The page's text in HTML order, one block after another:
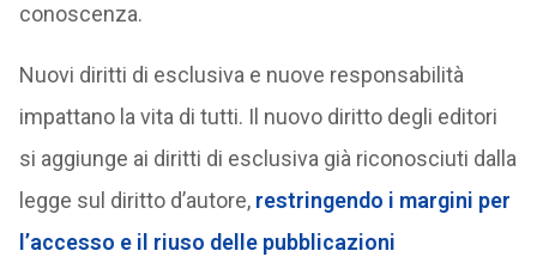
conoscenza.
Nuovi diritti di esclusiva e nuove responsabilità
impattano la vita di tutti. Il nuovo diritto degli editori
si aggiunge ai diritti di esclusiva già riconosciuti dalla
legge sul diritto d’autore, restringendo i margini per
l’accesso e il riuso delle pubblicazioni